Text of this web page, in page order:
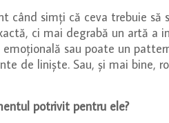
când simți că ceva trebuie să
ci mai degrabă un artă a
emoțională sau poate un
de liniște. Sau, și mai bine,
potrivit pentru ele?